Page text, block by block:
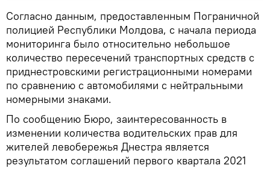
Согласно данным, предоставленным Пограничной
полицией Республики Молдова, с начала периода
мониторинга было относительно небольшое
количество пересечений транспортных средств с
приднестровскими регистрационными номерами
по сравнению с автомобилями с нейтральными
номерными знаками.
По сообщению Бюро, заинтересованность в
изменении количества водительских прав для
жителей левобережья Днестра является
результатом соглашений первого квартала 2021